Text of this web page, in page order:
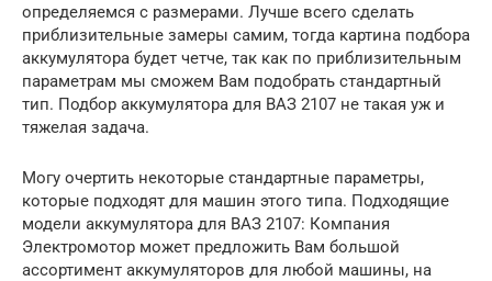
определяемся с размерами. Лучше всего сделать
приблизительные замеры самим, тогда картина подбора
аккумулятора будет четче, так как по приблизительным
параметрам мы сможем Вам подобрать стандартный
тип. Подбор аккумулятора для ВАЗ 2107 не такая уж и
тяжелая задача.
Могу очертить некоторые стандартные параметры,
которые подходят для машин этого типа. Подходящие
модели аккумулятора для ВАЗ 2107: Компания
Электромотор может предложить Вам большой
ассортимент аккумуляторов для любой машины, на